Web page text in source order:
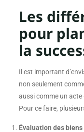
Les
pour
la
Il est important
non seulement
aussi comme un
Pour ce faire,
Évaluation des biens